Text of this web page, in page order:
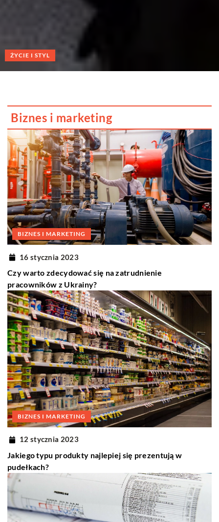
HOBBY/RELAKS I WYPOCZYNEK
Biznes i marketing
BIZNES I MARKETING
16 stycznia 2023
Czy warto zdecydować się na zatrudnienie
pracowników z Ukrainy?
BIZNES I MARKETING
12 stycznia 2023
Jakiego typu produkty najlepiej się prezentują w
pudełkach?